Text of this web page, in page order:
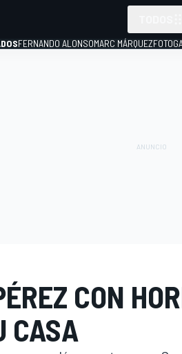
FERNANDO ALONSOMARC MÁRQUEZ
CON
CASA